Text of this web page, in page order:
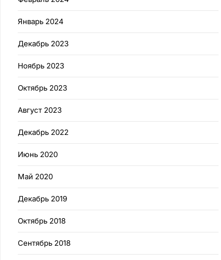
Январь 2024
Декабрь 2023
Ноябрь 2023
Октябрь 2023
Август 2023
Декабрь 2022
Июнь 2020
Май 2020
Декабрь 2019
Октябрь 2018
Сентябрь 2018